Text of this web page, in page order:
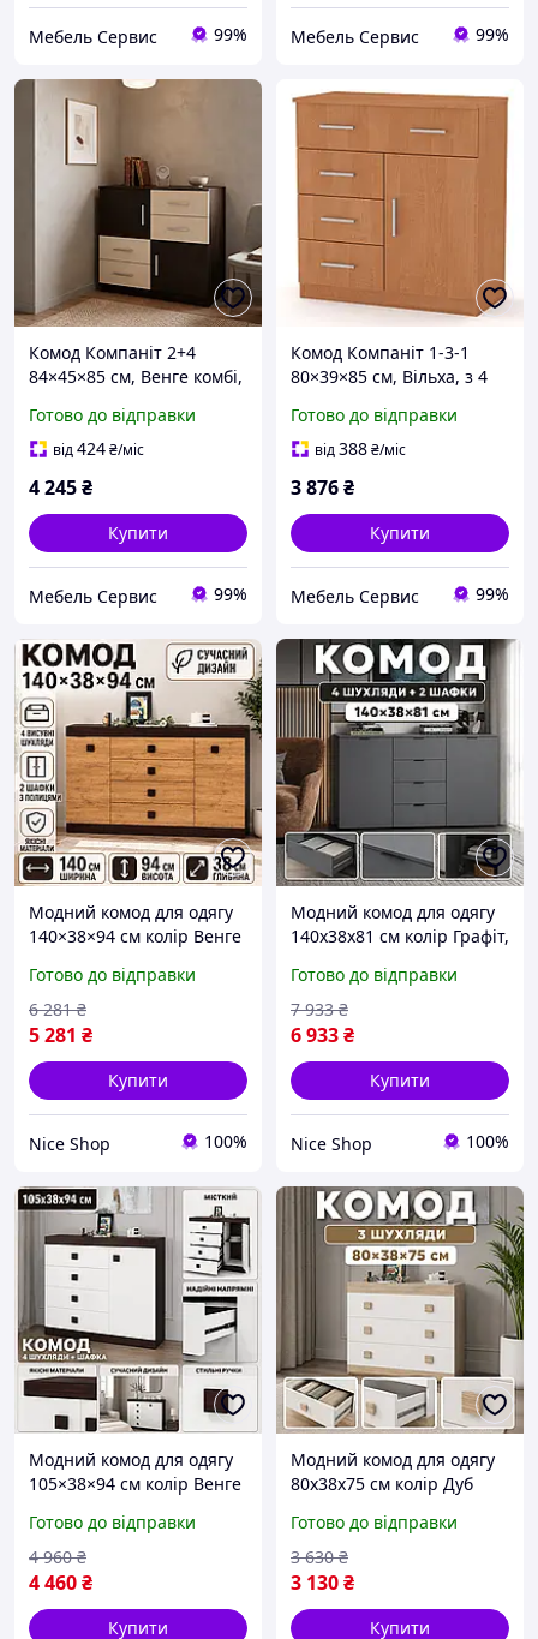
Мебель Сервис 99% Мебель Сервис 99%
Комод Компаніт 2+4
84×45×85 см, Венге комбі,
та 2 дверцятами, комод
для одягу, білизни та
Готово до відправки
від424₴/міс
4 245₴
Купити
Мебель Сервис 99%
Комод Компаніт 1-3-1
80×39×85 см, Вільха, з 4
дверцятами, стильний
комод для одягу, білизни
Готово до відправки
від388₴/міс
3 876₴
Купити
Мебель Сервис 99%
Модний комод для одягу
140×38×94 см колір Венге
універсальний 1,4 метр
на 4 ящики, сучасні
комоди в вітальню для
реч
Готово до відправки
5 281 ₴
6 281 ₴
Купити
Nice Shop 100%
Модний комод для одягу
140х38х81 см колір Графіт,
на 4 ящики, сучасні
комоди в вітальню для
речей
Готово до відправки
6 933₴
7 933 ₴
Купити
Nice Shop 100%
Модний комод для одягу
105×38×94 см колір Венге
універсальний на 4
ящики, сучасні комоди в
вітальню для речей
Готово до відправки
4 460₴
4 960 ₴
Купити
Модний комод для одягу
80х38х75 см колір Дуб
універсальний на 3
ящики, сучасні комоди в
вітальню для речей
Готово до відправки
3 130₴
3 630 ₴
Купити